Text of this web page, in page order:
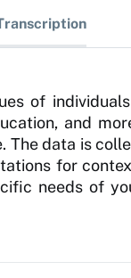
of
and
data is
for
needs of